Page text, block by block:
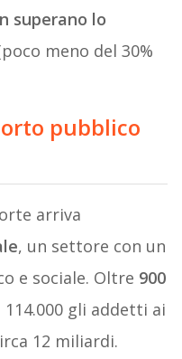
superano lo
meno del 30%
pubblico
arriva
, un settore con un
e sociale. Oltre 900
114.000 gli addetti ai
12 miliardi.